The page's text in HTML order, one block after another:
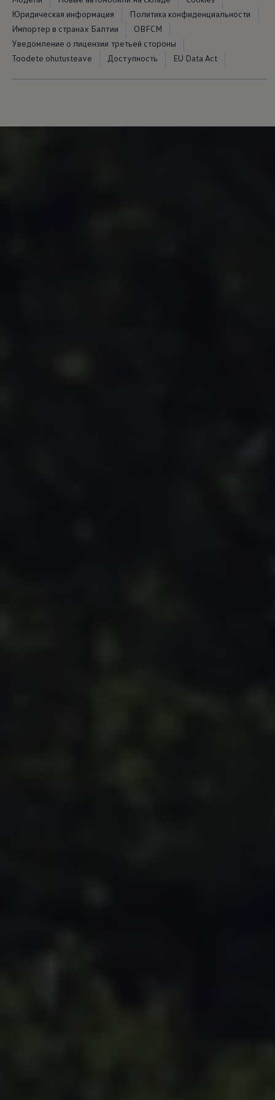
Юридическая информация
Политика конфиденциальности
Импортер в странах Балтии
OBFCM
Уведомление о лицензии третьей стороны
Toodete ohutusteave
Доступность EU Data Act